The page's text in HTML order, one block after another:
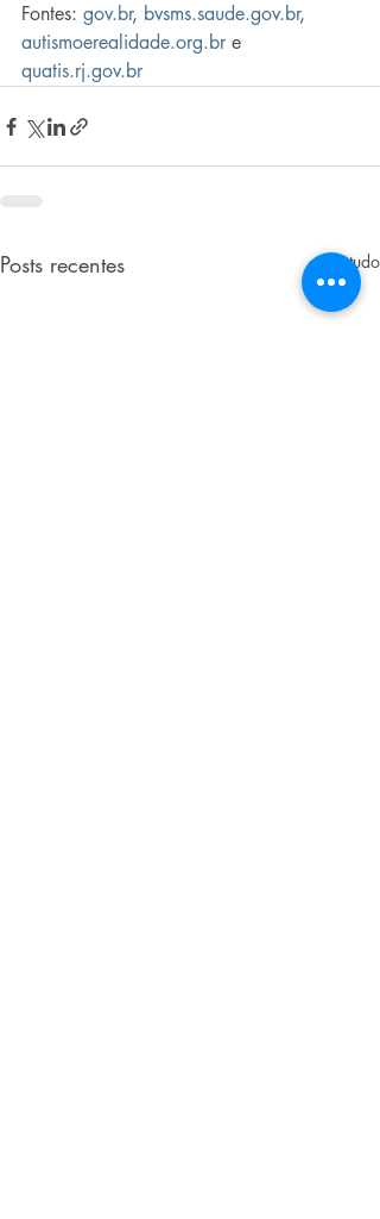
Fontes: gov.br, bvsms.saude.gov.br,
autismoerealidade.org.br e
quatis.rj.gov.br
Posts recentes Ver tudo